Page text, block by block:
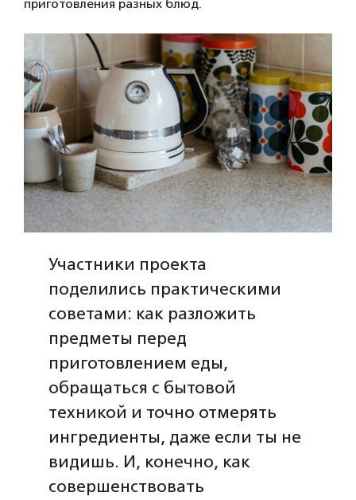
приготовления разных блюд.
Участники проекта
поделились практическими
советами: как разложить
предметы перед
приготовлением еды,
обращаться с бытовой
техникой и точно отмерять
ингредиенты, даже если ты не
видишь. И, конечно, как
совершенствовать